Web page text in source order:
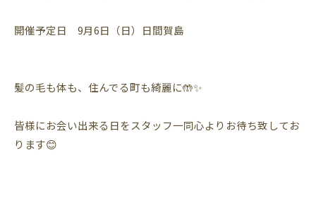
開催予定日 9月6日（日）日間賀島
髪の毛も体も、住んでる町も綺麗に🤲✨
皆様にお会い出来る日をスタッフ一同心よりお待ち致してお
ります😊